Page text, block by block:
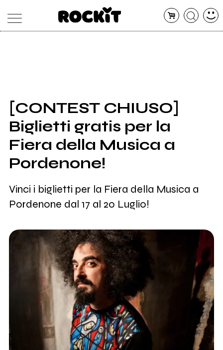
SHOP
RADIO
[CONTEST CHIUSO]
Biglietti gratis per la
Fiera della Musica a
Pordenone!
Vinci i biglietti per la Fiera della Musica a
Pordenone dal 17 al 20 Luglio!